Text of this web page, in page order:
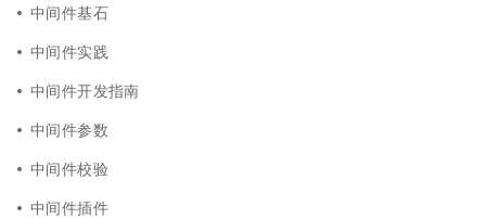
中间件基石
中间件实践
中间件开发指南
中间件参数
中间件校验
中间件插件